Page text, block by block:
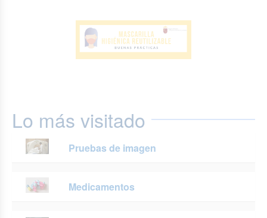
Lo más visitado
Pruebas de imagen
Medicamentos